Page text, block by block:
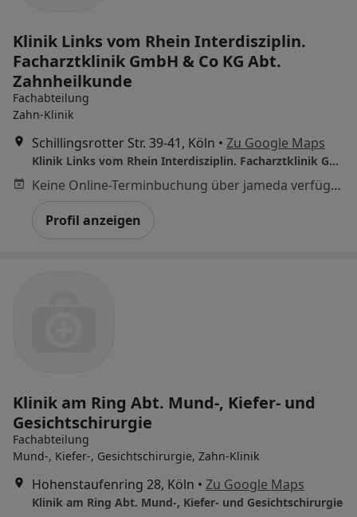
Klinik Links vom Rhein Interdisziplin.
Facharztklinik GmbH & Co KG Abt.
Zahnheilkunde
Fachabteilung
Zahn-Klinik
Schillingsrotter Str. 39-41, Köln • Zu Google Maps
Klinik Links vom Rhein Interdisziplin. Facharztklinik GmbH & Co KG Abt. Zahnheilkunde
Keine Online-Terminbuchung über jameda verfügbar
Profil anzeigen
Klinik am Ring Abt. Mund-, Kiefer- und
Gesichtschirurgie
Fachabteilung
Mund-, Kiefer-, Gesichtschirurgie, Zahn-Klinik
Hohenstaufenring 28, Köln • Zu Google Maps
Klinik am Ring Abt. Mund-, Kiefer- und Gesichtschirurgie